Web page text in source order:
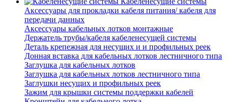
Аксессуары для прокладки кабеля питания/ кабеля для
передачи данных
Аксессуары кабельных лотков монтажные
Держатель трубы/кабеля кабеленесущей системы
Деталь крепежная для несущих и и профильных реек
Донная вставка для кабельных лотков лестничного типа
Заглушка для кабельных лотков
Заглушка для кабельных лотков лестничного типа
Заглушки несущих и профильных реек
Зажим для крышки системы поддержки кабелей